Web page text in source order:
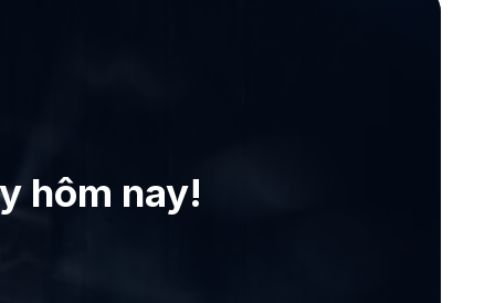
hôm nay!